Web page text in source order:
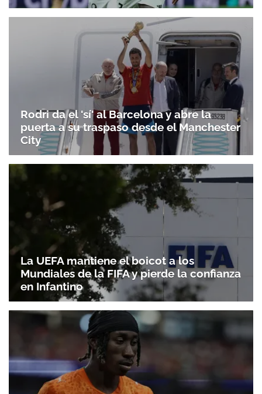
Rodri da el 'sí' al Barcelona y abre la
puerta a su traspaso desde el Manchester
City
La UEFA mantiene el boicot a los
Mundiales de la FIFA y pierde la confianza
en Infantino